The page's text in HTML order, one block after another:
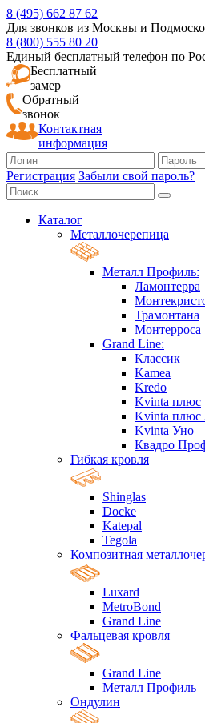
8 (495) 662 87 62
Для звонков из Москвы и
8 (800) 555 80 20
Единый бесплатный телефон по
Бесплатный
замер
Обратный
звонок
Контактная
информация
Регистрация Забыли свой пароль?
Каталог
Металлочерепица
Металл Профиль:
Ламонтерра
Трамонтана
Монтерроса
Grand Line:
Классик
Kamea
Kredo
Kvinta плюс
Kvinta плюс
Kvinta Уно
Квадро
Гибкая кровля
Shinglas
Docke
Katepal
Tegola
Композитная
Luxard
MetroBond
Grand Line
Фальцевая кровля
Grand Line
Металл Профиль
Ондулин